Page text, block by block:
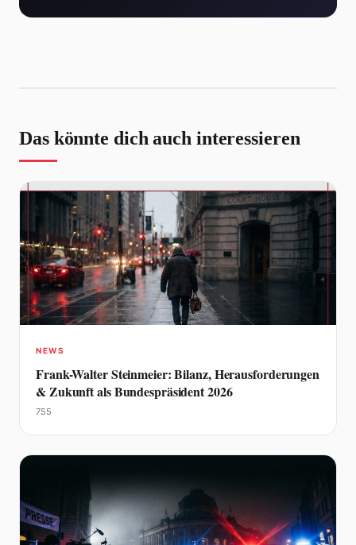
Das könnte dich auch interessieren
NEWS
Frank-Walter Steinmeier: Bilanz, Herausforderungen
& Zukunft als Bundespräsident 2026
755